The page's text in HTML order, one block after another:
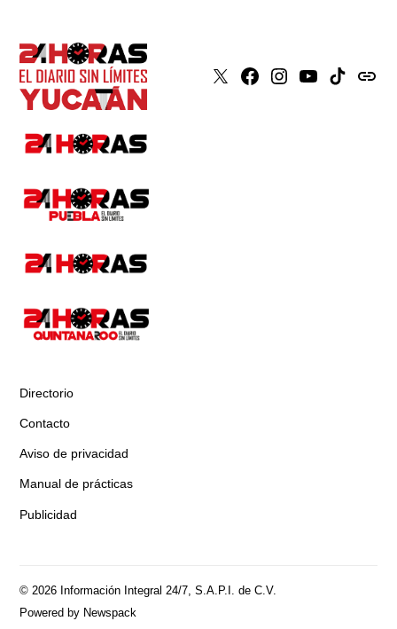
X Faceboook
Instagram
YoutubeTiktokissuu
Directorio
Contacto
Aviso de privacidad
Manual de prácticas
Publicidad
© 2026 Información Integral 24/7, S.A.P.I. de C.V.
Powered by Newspack